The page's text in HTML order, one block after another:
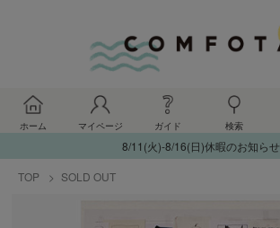
ホーム マイページ ガイド 検索
8/11(火)-8/16(日)休暇のお知らせ
TOP
SOLD OUT